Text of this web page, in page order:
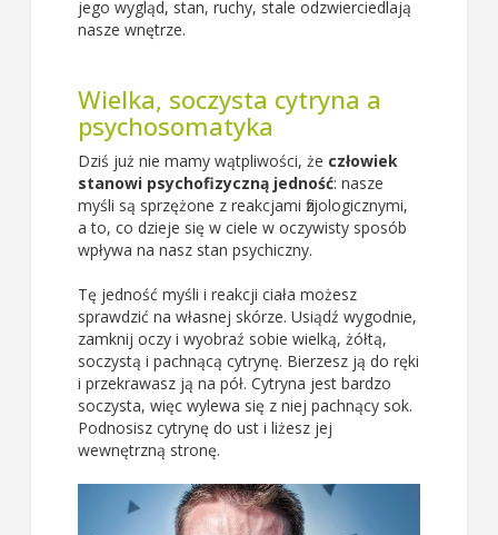
jego wygląd, stan, ruchy, stale odzwierciedlają
nasze wnętrze.
Wielka, soczysta cytryna a
psychosomatyka
Dziś już nie mamy wątpliwości, że człowiek
stanowi psychofizyczną jedność: nasze
myśli są sprzężone z reakcjami fizjologicznymi,
a to, co dzieje się w ciele w oczywisty sposób
wpływa na nasz stan psychiczny.
Tę jedność myśli i reakcji ciała możesz
sprawdzić na własnej skórze. Usiądź wygodnie,
zamknij oczy i wyobraź sobie wielką, żółtą,
soczystą i pachnącą cytrynę. Bierzesz ją do ręki
i przekrawasz ją na pół. Cytryna jest bardzo
soczysta, więc wylewa się z niej pachnący sok.
Podnosisz cytrynę do ust i liżesz jej
wewnętrzną stronę.